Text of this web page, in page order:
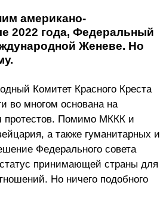
американо-
2022 года, Федеральный
Женеве. Но
Комитет Красного Креста
во многом основана на
протестов. Помимо МККК и
а также гуманитарных и
Федерального совета
принимающей страны для
Но ничего подобного